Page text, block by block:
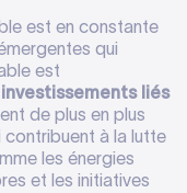
est en constante
qui
est
liés
de plus en plus
à la lutte
les énergies
et les initiatives